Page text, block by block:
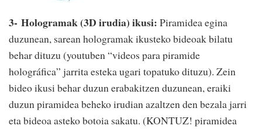
3- Hologramak (3D irudia) ikusi: Piramidea egina
duzunean, sarean hologramak ikusteko bideoak bilatu
behar dituzu (youtuben “videos para piramide
holográfica” jarrita esteka ugari topatuko dituzu). Zein
bideo ikusi behar duzun erabakitzen duzunean, eraiki
duzun piramidea beheko irudian azaltzen den bezala jarri
eta bideoa asteko botoia sakatu. (KONTUZ! piramidea